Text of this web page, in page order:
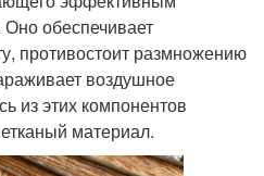
обеспечивает
противостоит размножению
воздушное
из этих компонентов
материал.